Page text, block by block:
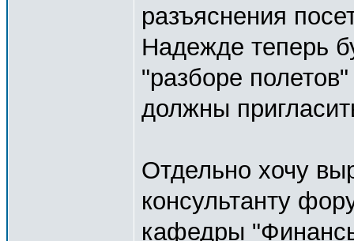
разъяснения
Надежде теперь
"разборе
должны
Отдельно хочу
консультанту
кафедры